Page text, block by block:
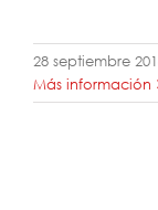
28 septiembre
Más información